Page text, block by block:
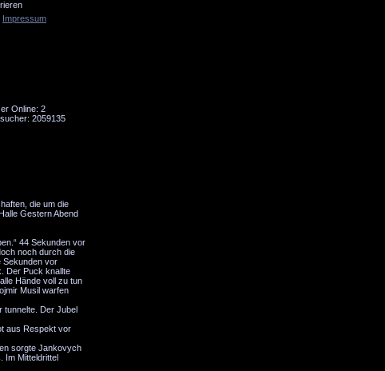
Online: 2
2059135
die um die
Gestern Abend
44 Sekunden vor
noch durch die
Sekunden vor
Der Puck knallte
Hände voll zu tun
Musil warfen
tunnelte. Der Jubel
aus Respekt vor
sorgte Jankovych
Im Mitteldrittel
Impressum